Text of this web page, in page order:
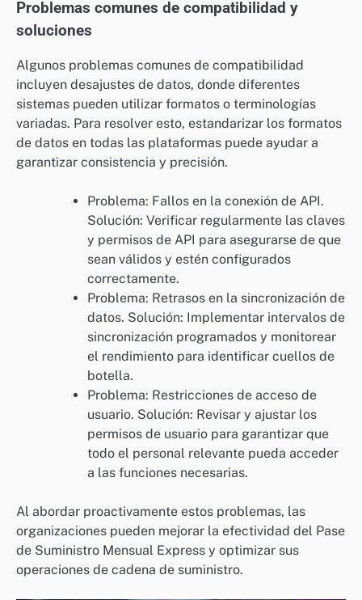
Problemas comunes de compatibilidad y
soluciones
Algunos problemas comunes de compatibilidad
incluyen desajustes de datos, donde diferentes
sistemas pueden utilizar formatos o terminologías
variadas. Para resolver esto, estandarizar los formatos
de datos en todas las plataformas puede ayudar a
garantizar consistencia y precisión.
Problema: Fallos en la conexión de API.
Solución: Verificar regularmente las claves
y permisos de API para asegurarse de que
sean válidos y estén configurados
correctamente.
Problema: Retrasos en la sincronización de
datos. Solución: Implementar intervalos de
sincronización programados y monitorear
el rendimiento para identificar cuellos de
botella.
Problema: Restricciones de acceso de
usuario. Solución: Revisar y ajustar los
permisos de usuario para garantizar que
todo el personal relevante pueda acceder
a las funciones necesarias.
Al abordar proactivamente estos problemas, las
organizaciones pueden mejorar la efectividad del Pase
de Suministro Mensual Express y optimizar sus
operaciones de cadena de suministro.